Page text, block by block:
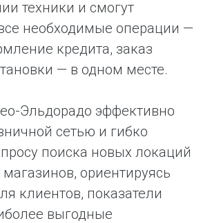
техники и смогут
необходимые операции —
кредита, заказ
— в одном месте.
Эльдорадо эффективно
сетью и гибко
поиска новых локаций
ориентируясь
клиентов, показатели
выгодные